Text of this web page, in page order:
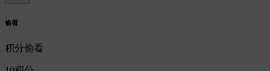
偷看
积分偷看